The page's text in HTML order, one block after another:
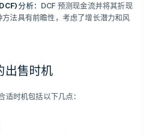
分析： DCF 预测现金流并将其折现
方法具有前瞻性，考虑了增长潜力和风
出售时机
适时机包括以下几点：